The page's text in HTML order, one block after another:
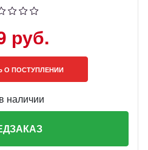
руб.
О ПОСТУПЛЕНИИ
наличии